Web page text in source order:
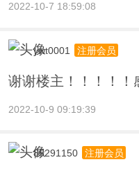
2022-10-7 18:59:08
ywt0001 注册会员
谢谢楼主！！！！！
2022-10-9 09:19:39
85291150 注册会员